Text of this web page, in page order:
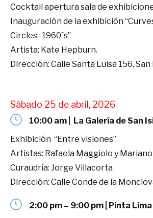
Cocktail apertura sala de
Inauguración de la exhibición
Circles -1960´s”
Artista: Kate Hepburn.
Dirección: Calle Santa Luisa 156, San
Sábado 25 de abril, 2026
10:00 am | La Galería de San
Exhibición “Entre visiones”
Artistas: Rafaela Maggiolo y
Curaudría: Jorge Villacorta
Dirección: Calle Conde de la
2:00 pm – 9:00 pm | Pinta Lima